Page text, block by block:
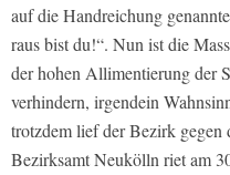
auf die Handreichung
raus bist du!“. Nun ist die
der hohen Allimentierung der
verhindern, irgendein
trotzdem lief der Bezirk gegen
Bezirksamt Neukölln riet am